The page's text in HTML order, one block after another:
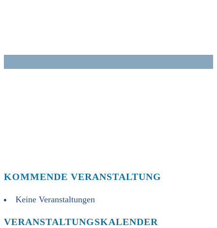
KOMMENDE VERANSTALTUNG
Keine Veranstaltungen
VERANSTALTUNGSKALENDER